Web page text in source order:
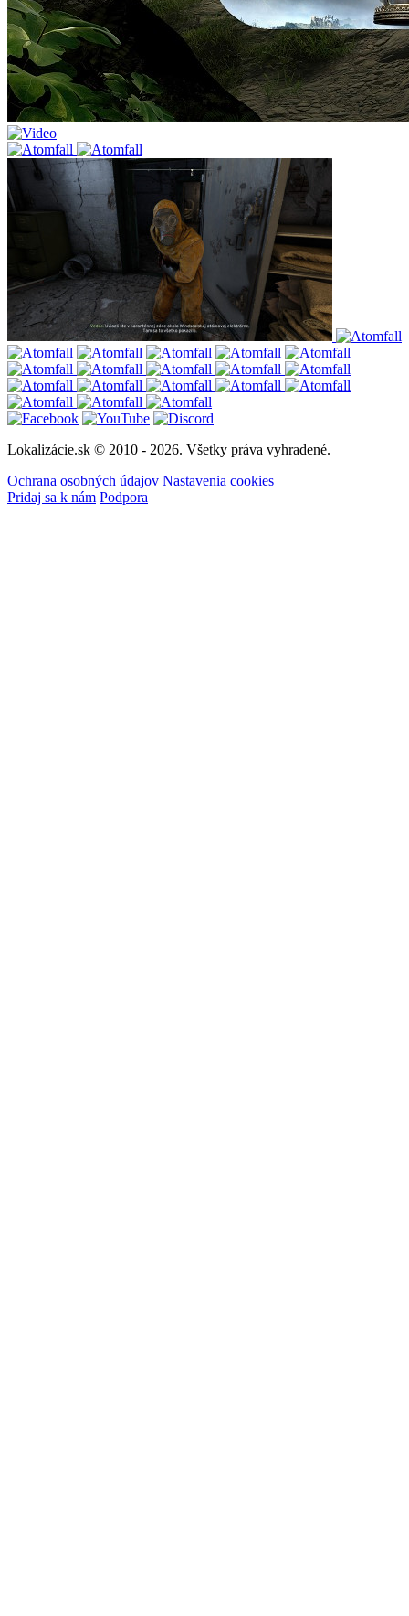
Lokalizácie.sk © 2010 - 2026. Všetky práva vyhradené.
Ochrana osobných údajov Nastavenia cookies
Pridaj sa k nám Podpora